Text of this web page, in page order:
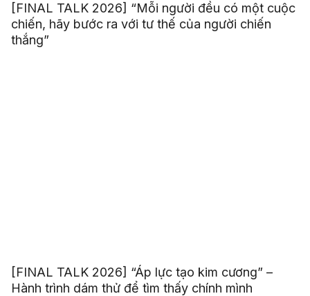
[FINAL TALK 2026] “Mỗi người đều có một cuộc
chiến, hãy bước ra với tư thế của người chiến
thắng”
[FINAL TALK 2026] “Áp lực tạo kim cương” –
Hành trình dám thử để tìm thấy chính mình